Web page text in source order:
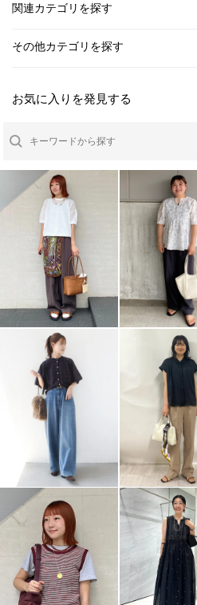
関連カテゴリを探す
その他カテゴリを探す
お気に入りを発見する